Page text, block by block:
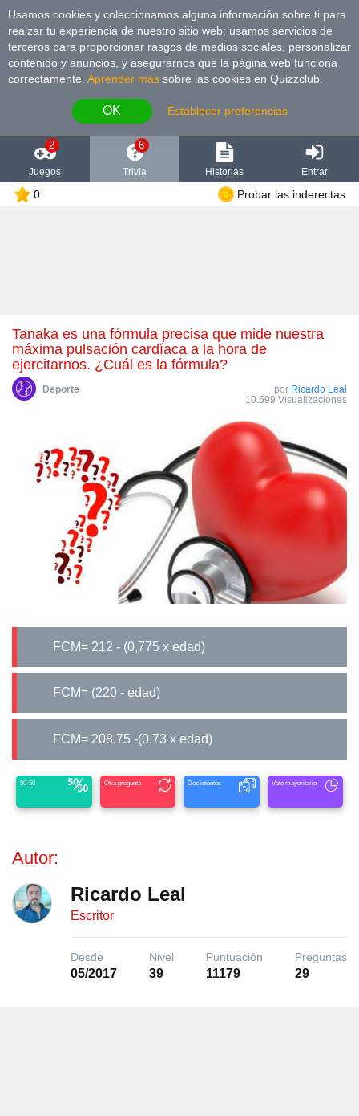
Usamos cookies y coleccionamos alguna información sobre ti para
realzar tu experiencia de nuestro sitio web; usamos servicios de
terceros para proporcionar rasgos de medios sociales, personalizar
contenido y anuncios, y asegurarnos que la página web funciona
correctamente. Aprender más sobre las cookies en Quizzclub.
OK Establecer preferencias
2
Juegos
6
Trivia Historias Entrar
0 Probar las inderectas
Tanaka es una fórmula precisa que mide nuestra
máxima pulsación cardíaca a la hora de
ejercitarnos. ¿Cuál es la fórmula?
Deporte por Ricardo Leal
10.599 Visualizaciones
FCM= 212 - (0,775 x edad)
FCM= (220 - edad)
FCM= 208,75 -(0,73 x edad)
50-50 Otra pregunta Dos intentos Voto mayoritario
Autor:
Ricardo Leal
Escritor
Desde
05/2017
Nivel
39
Puntuación
11179
Preguntas
29